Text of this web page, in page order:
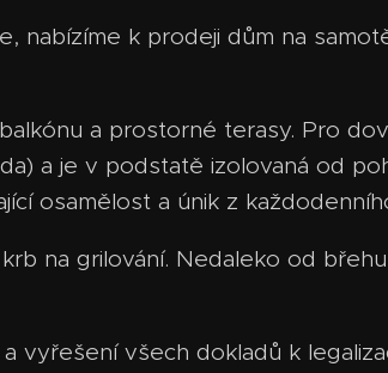
nabízíme k prodeji dům na
a prostorné terasy. Pro
a je v podstatě izolovaná od
osamělost a únik z
na grilování. Nedaleko od
vyřešení všech dokladů k